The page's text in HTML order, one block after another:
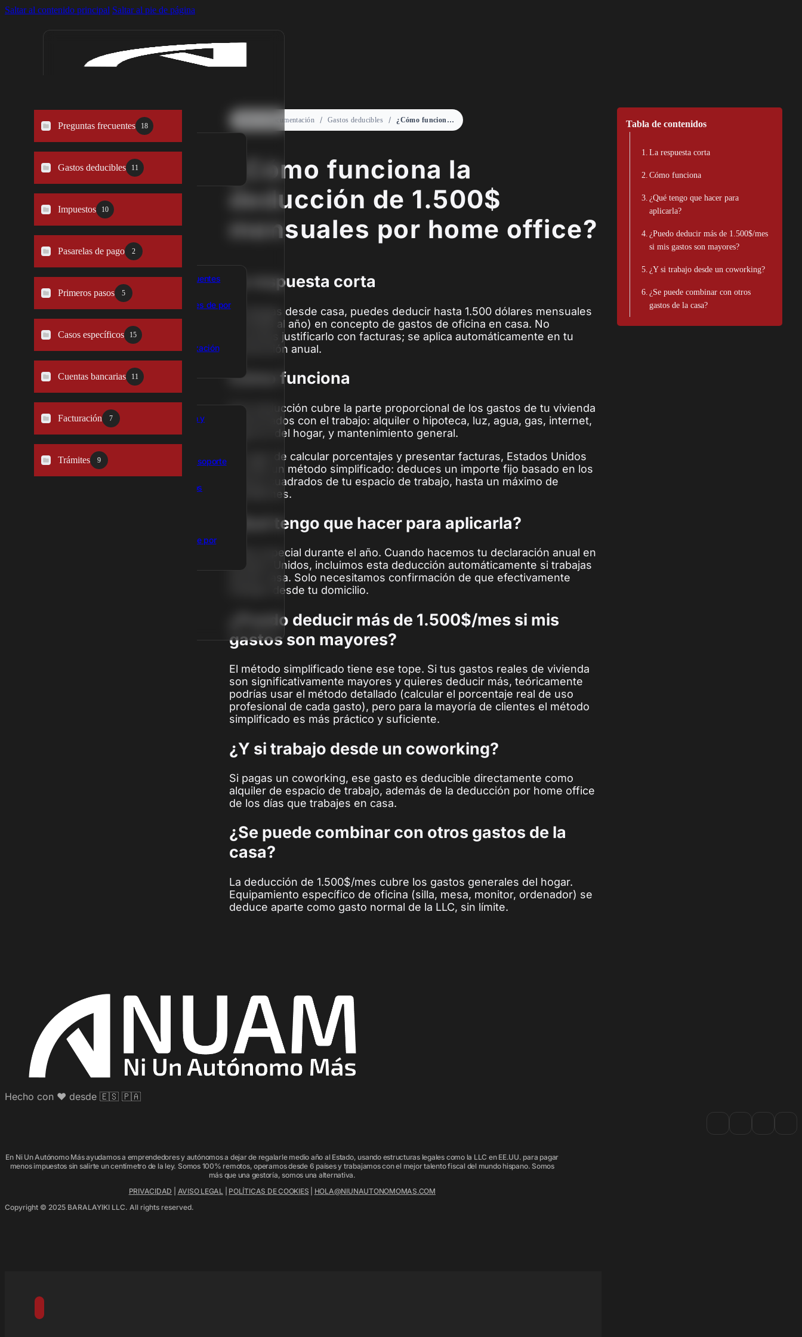
Saltar al contenido principal Saltar al pie de página
Soluciones
nuamONE
Calcula tu ahorro
Recursos gratuitos
Preguntas frecuentes
Gana comisiones de por
vida
Blog de optimización
Para clientes
Documentación y
tutoriales
Crear ticket de soporte
Mis documentos
Tu LLC gratis de por
Preguntas frecuentes 18
Gastos deducibles 11
Impuestos 10
Pasarelas de pago 2
Primeros pasos 5
Casos específicos 15
Cuentas bancarias 11
Facturación 7
Trámites 9
Documentación Gastos deducibles ¿Cómo funciona la deducción de 1.500$ mensuales por home office?
¿Cómo funciona la
deducción de 1.500$
mensuales por home office?
La respuesta corta
Si trabajas desde casa, puedes deducir hasta 1.500 dólares mensuales
(18.000$ al año) en concepto de gastos de oficina en casa. No
necesitas justificarlo con facturas; se aplica automáticamente en tu
declaración anual.
Cómo funciona
Esta deducción cubre la parte proporcional de los gastos de tu vivienda
relacionados con el trabajo: alquiler o hipoteca, luz, agua, gas, internet,
seguros del hogar, y mantenimiento general.
En lugar de calcular porcentajes y presentar facturas, Estados Unidos
permite un método simplificado: deduces un importe fijo basado en los
metros cuadrados de tu espacio de trabajo, hasta un máximo de
1.500$/mes.
¿Qué tengo que hacer para aplicarla?
Nada especial durante el año. Cuando hacemos tu declaración anual en
Estados Unidos, incluimos esta deducción automáticamente si trabajas
desde casa. Solo necesitamos confirmación de que efectivamente
trabajas desde tu domicilio.
¿Puedo deducir más de 1.500$/mes si mis
gastos son mayores?
El método simplificado tiene ese tope. Si tus gastos reales de vivienda
son significativamente mayores y quieres deducir más, teóricamente
podrías usar el método detallado (calcular el porcentaje real de uso
profesional de cada gasto), pero para la mayoría de clientes el método
simplificado es más práctico y suficiente.
¿Y si trabajo desde un coworking?
Si pagas un coworking, ese gasto es deducible directamente como
alquiler de espacio de trabajo, además de la deducción por home office
de los días que trabajes en casa.
¿Se puede combinar con otros gastos de la
casa?
La deducción de 1.500$/mes cubre los gastos generales del hogar.
Equipamiento específico de oficina (silla, mesa, monitor, ordenador) se
deduce aparte como gasto normal de la LLC, sin límite.
Tabla de contenidos
La respuesta corta
Cómo funciona
¿Qué tengo que hacer para
aplicarla?
¿Puedo deducir más de 1.500$/mes
si mis gastos son mayores?
¿Y si trabajo desde un coworking?
¿Se puede combinar con otros
gastos de la casa?
Hecho con ♥️ desde 🇪🇸 🇵🇦
En Ni Un Autónomo Más ayudamos a emprendedores y autónomos a dejar de regalarle medio año al Estado, usando estructuras legales como la LLC en EE.UU. para pagar
menos impuestos sin salirte un centímetro de la ley. Somos 100% remotos, operamos desde 6 países y trabajamos con el mejor talento fiscal del mundo hispano. Somos
más que una gestoría, somos una alternativa.
PRIVACIDAD
AVISO LEGAL POLÍTICAS DE COOKIES
HOLA@NIUNAUTONOMOMAS.COM
Copyright © 2025 BARALAYIKI LLC. All rights reserved.